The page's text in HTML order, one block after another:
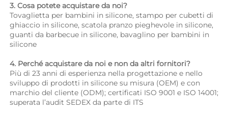
3. Cosa potete acquistare da noi?
Tovaglietta per bambini in silicone, stampo per cubetti di
ghiaccio in silicone, scatola pranzo pieghevole in silicone,
guanti da barbecue in silicone, bavaglino per bambini in
silicone
4. Perché acquistare da noi e non da altri fornitori?
Più di 23 anni di esperienza nella progettazione e nello
sviluppo di prodotti in silicone su misura (OEM) e con
marchio del cliente (ODM); certificati ISO 9001 e ISO 14001;
superata l’audit SEDEX da parte di ITS